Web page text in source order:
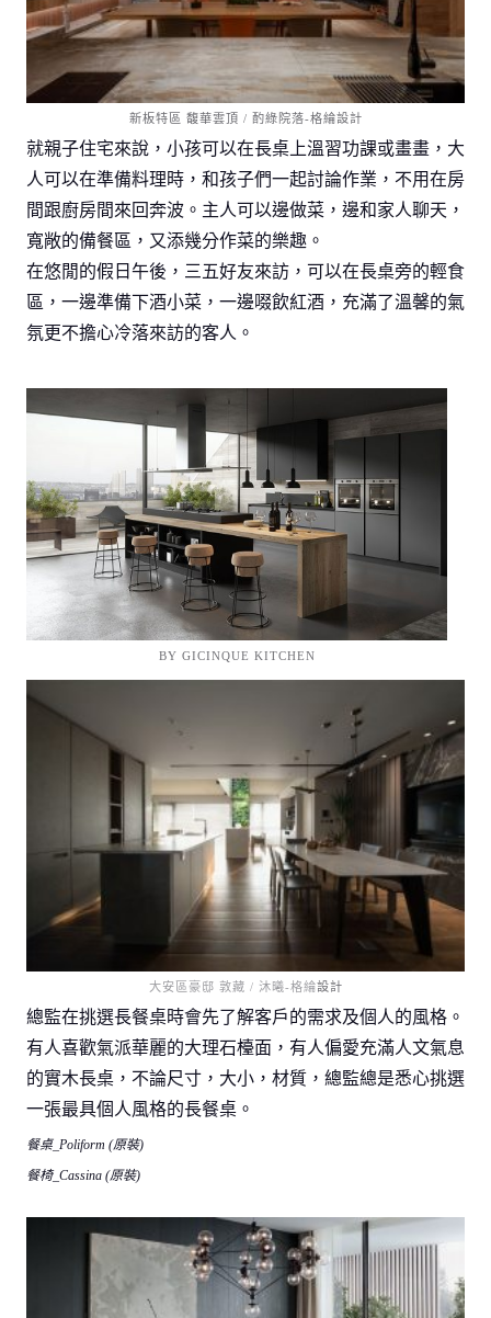
新板特區 馥華雲頂 / 酌綠院落-格綸設計
就親子住宅來說，小孩可以在長桌上溫習功課或畫畫，大
人可以在準備料理時，和孩子們一起討論作業，不用在房
間跟廚房間來回奔波。主人可以邊做菜，邊和家人聊天，
寬敞的備餐區，又添幾分作菜的樂趣。
在悠閒的假日午後，三五好友來訪，可以在長桌旁的輕食
區，一邊準備下酒小菜，一邊啜飲紅酒，充滿了溫馨的氣
氛更不擔心冷落來訪的客人。
BY GICINQUE KITCHEN
大安區豪邸 敦藏 / 沐曦-格綸設計
總監在挑選長餐桌時會先了解客戶的需求及個人的風格。
有人喜歡氣派華麗的大理石檯面，有人偏愛充滿人文氣息
的實木長桌，不論尺寸，大小，材質，總監總是悉心挑選
一張最具個人風格的長餐桌。
餐桌_Poliform (原裝)
餐椅_Cassina (原裝)